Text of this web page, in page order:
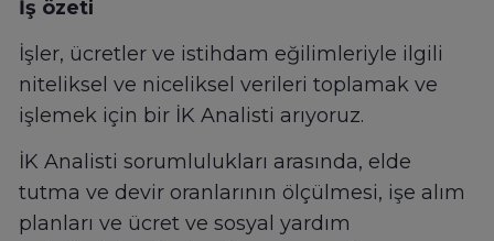
İş özeti
İşler, ücretler ve istihdam eğilimleriyle ilgili
niteliksel ve niceliksel verileri toplamak ve
işlemek için bir İK Analisti arıyoruz.
İK Analisti sorumlulukları arasında, elde
tutma ve devir oranlarının ölçülmesi, işe alım
planları ve ücret ve sosyal yardım